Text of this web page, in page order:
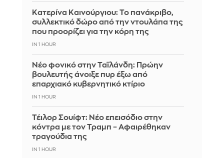
Κατερίνα Καινούργιου: Το πανάκριβο,
συλλεκτικό δώρο από την ντουλάπα της
που προορίζει για την κόρη της
IN 1 HOUR
Νέο φονικό στην Ταϊλάνδη: Πρώην
βουλευτής άνοιξε πυρ έξω από
επαρχιακό κυβερνητικό κτίριο
IN 1 HOUR
Τέιλορ Σουίφτ: Νέο επεισόδιο στην
κόντρα με τον Τραμπ – Αφαιρέθηκαν
τραγούδια της
IN 1 HOUR